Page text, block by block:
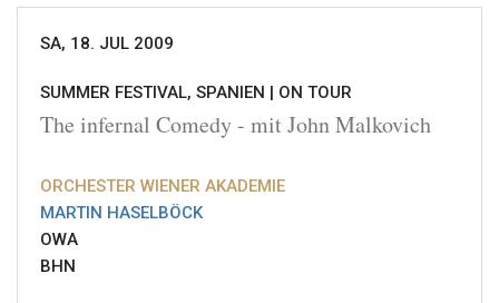
SA, 18. JUL 2009
SUMMER FESTIVAL, SPANIEN | ON TOUR
The infernal Comedy - mit John Malkovich
ORCHESTER WIENER AKADEMIE
MARTIN HASELBÖCK
OWA
BHN